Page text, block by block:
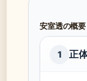
安室透の概要
1 正